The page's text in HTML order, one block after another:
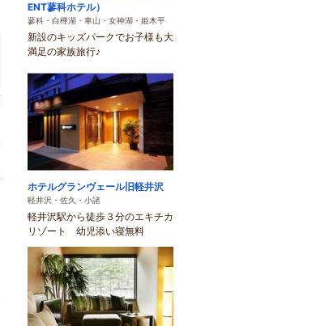
空き状況・料金を見る
ENT蓼科ホテル）
蓼科・白樺湖・車山・女神湖・姫木平
新設のキッズパークでお子様も大
満足の家族旅行♪
ホテルグランヴェール旧軽井沢
軽井沢・佐久・小諸
軽井沢駅から徒歩３分のエキチカ
リゾート 幼児添い寝無料